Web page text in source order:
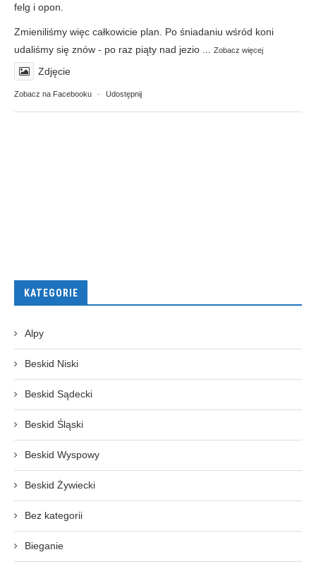
felg i opon.
Zmieniliśmy więc całkowicie plan. Po śniadaniu wśród koni
udaliśmy się znów - po raz piąty nad jezio
Zobacz więcej
Zdjęcie
Zobacz na Facebooku · Udostępnij
KATEGORIE
Alpy
Beskid Niski
Beskid Sądecki
Beskid Śląski
Beskid Wyspowy
Beskid Żywiecki
Bez kategorii
Bieganie